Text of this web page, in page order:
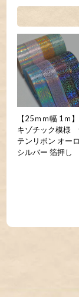
【25ｍｍ幅 1ｍ
キゾチック模様
テンリボン オー
シルバー 箔押し